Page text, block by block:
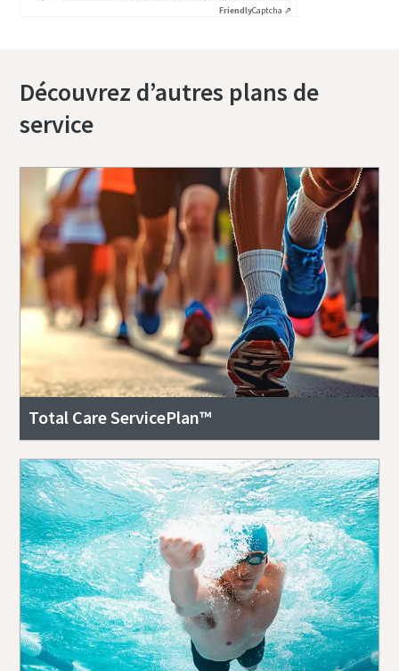
FriendlyCaptcha ⇗
Découvrez d’autres plans de
service
Total Care ServicePlan™